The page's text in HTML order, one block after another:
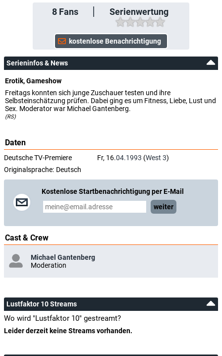
8Fans Serienwertung
Serieninfos & News
Erotik, Gameshow
Freitags konnten sich junge Zuschauer testen und ihre
Selbsteinschätzung prüfen. Dabei ging es um Fitness, Liebe, Lust und
Sex. Moderator war Michael Gantenberg.
(RS)
Daten
Deutsche TV-Premiere Fr, 16.04.1993 (West 3)
Originalsprache: Deutsch
Kostenlose Startbenachrichtigung per E-Mail
weiter
Cast & Crew
Michael Gantenberg
Moderation
Lustfaktor 10 Streams
Wo wird "Lustfaktor 10" gestreamt?
Leider derzeit keine Streams vorhanden.